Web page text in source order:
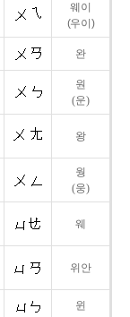
웨이
(우이)
완
원
(운)
왕
웡
(웅)
웨
위안
윈